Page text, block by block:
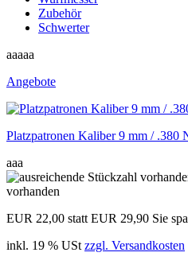
Zubehör
Schwerter
aaaaa
Angebote
Platzpatronen Kaliber 9 mm / .380
aaa
vorhanden
EUR 22,00 statt EUR 29,90 Sie
inkl. 19 % USt zzgl. Versandkosten